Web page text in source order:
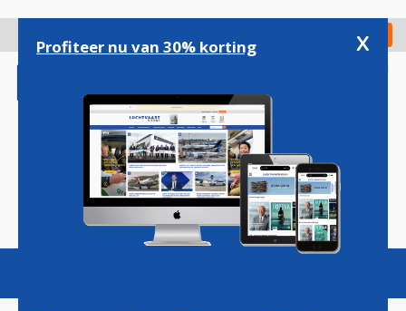
gaan
Check in
Magazine Podcasts Vacatures
Profiteer nu van 30% korting x